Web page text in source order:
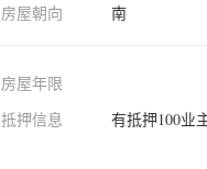
房屋朝向 南
房屋年限
抵押信息
有抵押100业